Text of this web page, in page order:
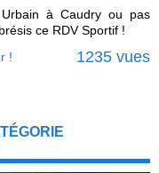
à Caudry ou pas
ce RDV Sportif !
!
1235 vues